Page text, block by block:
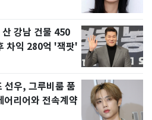
강남 건물 450
차익 280억 '잭팟'
선우, 그루비룸 품
리어와 전속계약